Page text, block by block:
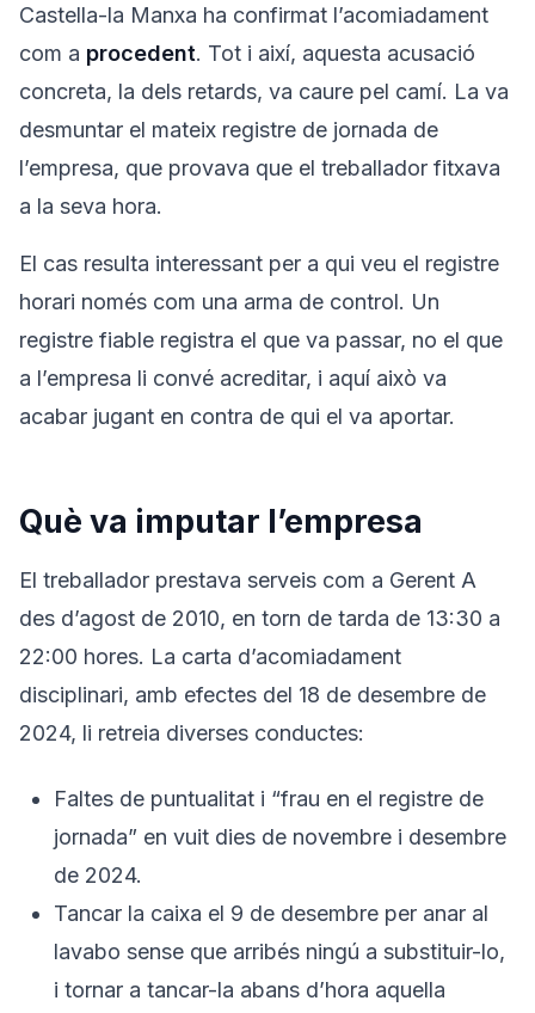
Castella-la Manxa ha confirmat l’acomiadament
com a procedent. Tot i així, aquesta acusació
concreta, la dels retards, va caure pel camí. La va
desmuntar el mateix registre de jornada de
l’empresa, que provava que el treballador fitxava
a la seva hora.
El cas resulta interessant per a qui veu el registre
horari només com una arma de control. Un
registre fiable registra el que va passar, no el que
a l’empresa li convé acreditar, i aquí això va
acabar jugant en contra de qui el va aportar.
Què va imputar l’empresa
El treballador prestava serveis com a Gerent A
des d’agost de 2010, en torn de tarda de 13:30 a
22:00 hores. La carta d’acomiadament
disciplinari, amb efectes del 18 de desembre de
2024, li retreia diverses conductes:
Faltes de puntualitat i “frau en el registre de
jornada” en vuit dies de novembre i desembre
de 2024.
Tancar la caixa el 9 de desembre per anar al
lavabo sense que arribés ningú a substituir-lo,
i tornar a tancar-la abans d’hora aquella